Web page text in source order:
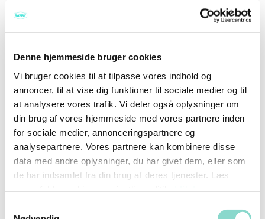
Denne hjemmeside bruger cookies
Vi bruger cookies til at tilpasse vores indhold og
annoncer, til at vise dig funktioner til sociale medier og til
at analysere vores trafik. Vi deler også oplysninger om
din brug af vores hjemmeside med vores partnere inden
for sociale medier, annonceringspartnere og
analysepartnere. Vores partnere kan kombinere disse
data med andre oplysninger, du har givet dem, eller som
de har indsamlet fra din brug af deres tjenester. Læs